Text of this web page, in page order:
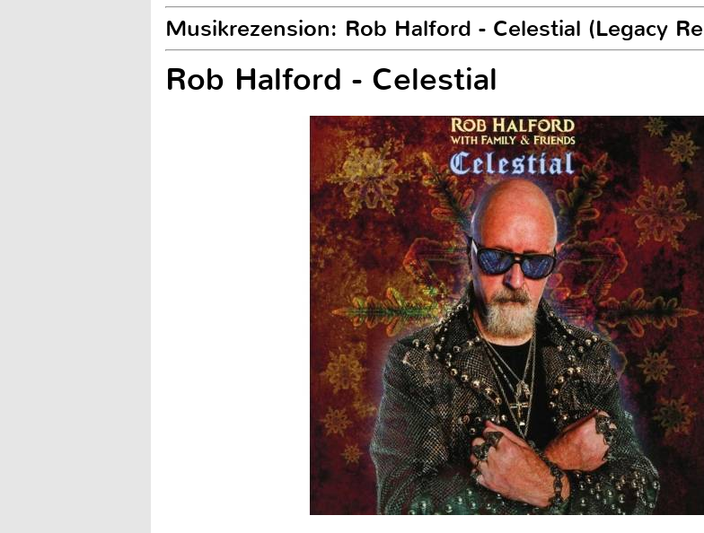
Musikrezension: Rob Halford - Celestial (Legacy
Rob Halford - Celestial